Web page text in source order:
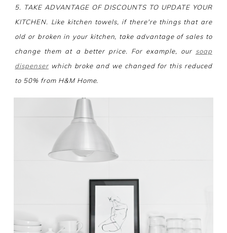
5. TAKE ADVANTAGE OF DISCOUNTS TO UPDATE YOUR
KITCHEN. Like kitchen towels, if there're things that are
old or broken in your kitchen, take advantage of sales to
change them at a better price. For example, our soap
dispenserwhich broke and we changed for this reduced
to 50% from H&M Home.